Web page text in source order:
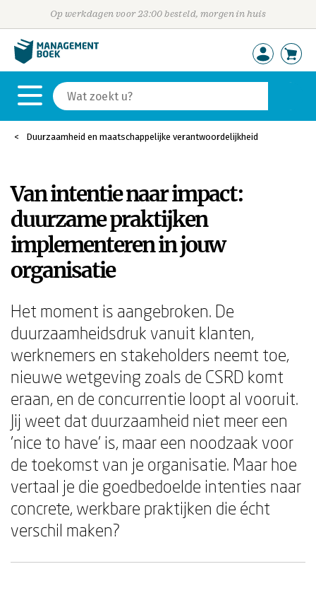
Op werkdagen voor 23:00 besteld, morgen in huis
Duurzaamheid en maatschappelijke verantwoordelijkheid
Van intentie naar impact:
duurzame praktijken
implementeren in jouw
organisatie
Het moment is aangebroken. De
duurzaamheidsdruk vanuit klanten,
werknemers en stakeholders neemt toe,
nieuwe wetgeving zoals de CSRD komt
eraan, en de concurrentie loopt al vooruit.
Jij weet dat duurzaamheid niet meer een
'nice to have' is, maar een noodzaak voor
de toekomst van je organisatie. Maar hoe
vertaal je die goedbedoelde intenties naar
concrete, werkbare praktijken die écht
verschil maken?